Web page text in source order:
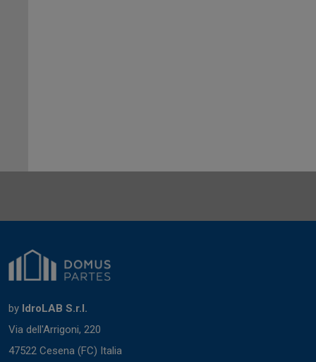
by IdroLAB S.r.l.
Via dell'Arrigoni, 220
47522 Cesena (FC) Italia